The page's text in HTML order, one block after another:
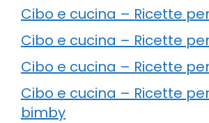
Cibo e cucina – Ricette
Cibo e cucina – Ricette
Cibo e cucina – Ricette
Cibo e cucina – Ricette
bimby